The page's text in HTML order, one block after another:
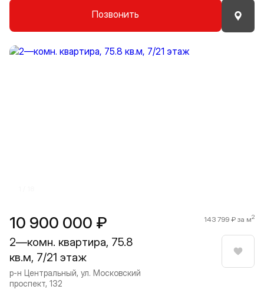
Позвонить
10 900 000 ₽ 143 799 ₽ за м2
2—комн. квартира, 75.8
кв.м, 7/21 этаж
р-н Центральный, ул. Московский
проспект, 132